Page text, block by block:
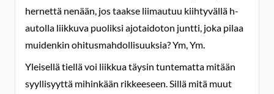
hernettä nenään, jos taakse liimautuu kiihtyvällä h-
autolla liikkuva puoliksi ajotaidoton juntti, joka pilaa
muidenkin ohitusmahdollisuuksia? Ym, Ym.
Yleisellä tiellä voi liikkua täysin tuntematta mitään
syyllisyyttä mihinkään rikkeeseen. Sillä mitä muut